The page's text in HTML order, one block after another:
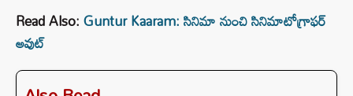
Read Also:Guntur Kaaram: సినిమా నుంచి సినిమాటోగ్రాఫర్
అవుట్